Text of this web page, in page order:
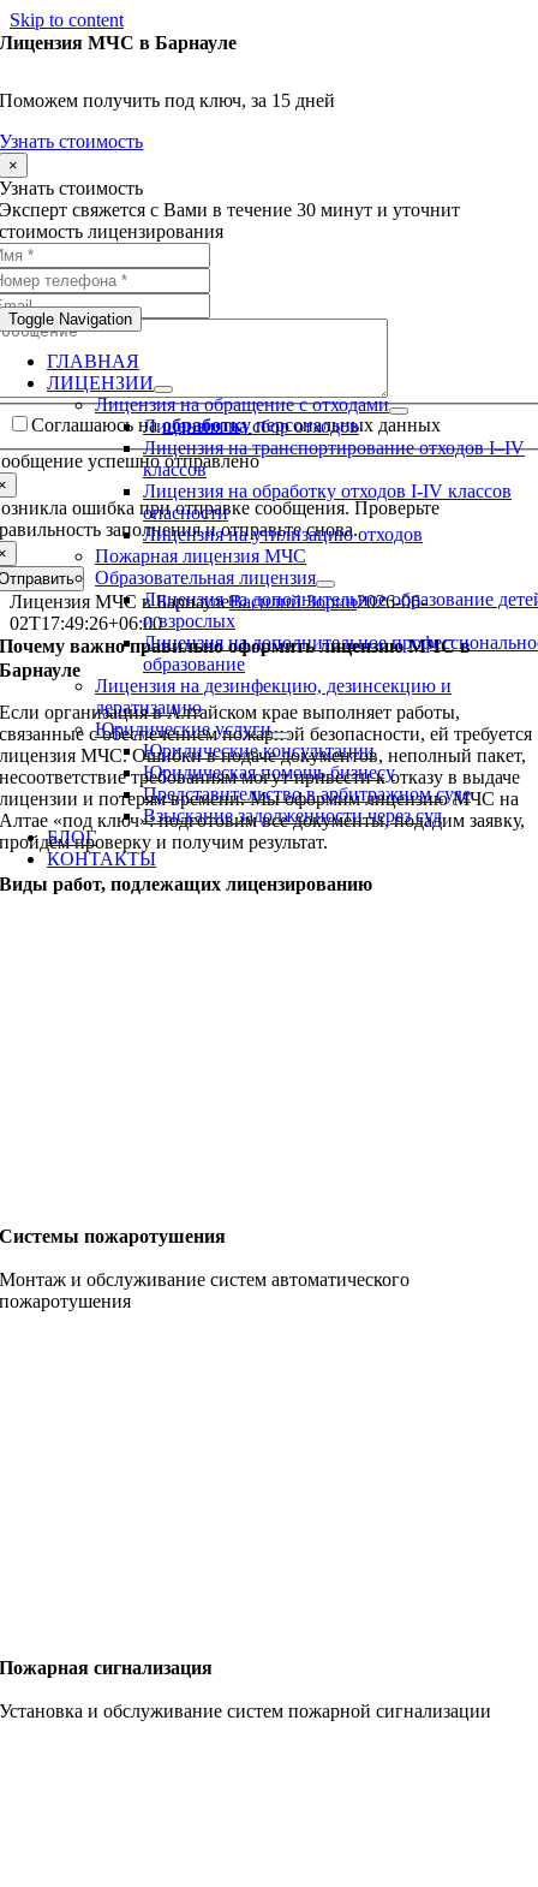
Skip to content
Toggle Navigation
ГЛАВНАЯ
ЛИЦЕНЗИИ
Лицензия на обращение с отходами
Лицензия на сбор отходов
Лицензия на транспортирование отходов I–IV
классов
Лицензия на обработку отходов I-IV классов
опасности
Лицензия на утилизацию отходов
Пожарная лицензия МЧС
Образовательная лицензия
Лицензия на дополнительное образование
и взрослых
Лицензия на дополнительное
образование
Лицензия на дезинфекцию, дезинсекцию и
дератизацию
Юридические услуги
Юридические консультации
Юридическая помощь бизнесу
Представительство в арбитражном суде
Взыскание задолженности через суд
БЛОГ
КОНТАКТЫ
Лицензия МЧС в Барнауле
Поможем получить под ключ, за 15 дней
Узнать стоимость
×
Узнать стоимость
Эксперт свяжется с Вами в течение 30 минут и уточнит
стоимость лицензирования
Соглашаюсь наобработкуперсональных данных
успешно отправлено
ошибка при отправке сообщения. Проверьте
заполнения и отправьте снова.
Лицензия МЧС в БарнаулеВасилий Зорин2026-06-
02T17:49:26+06:00
Почему важно правильно оформить лицензию МЧС в
Барнауле
Если организация в Алтайском крае выполняет работы,
связанные с обеспечением пожарной безопасности, ей требуется
лицензия МЧС. Ошибки в подаче документов, неполный пакет,
несоответствие требованиям могут привести к отказу в выдаче
лицензии и потерям времени. Мы оформим лицензию МЧС на
Алтае «под ключ»: подготовим все документы, подадим заявку,
пройдём проверку и получим результат.
Виды работ, подлежащих лицензированию
Системы пожаротушения
Монтаж и обслуживание систем автоматического
пожаротушения
Пожарная сигнализация
Установка и обслуживание систем пожарной сигнализации